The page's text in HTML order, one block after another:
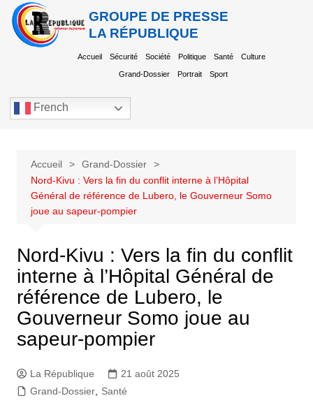
GROUPE DE PRESSE
LA RÉPUBLIQUE
Accueil Sécurité Société Politique Santé Culture
Grand-Dossier Portrait Sport
French
Accueil
Grand-Dossier
Nord-Kivu : Vers la fin du conflit interne à l’Hôpital
Général de référence de Lubero, le Gouverneur Somo
joue au sapeur-pompier
Nord-Kivu : Vers la fin du conflit
interne à l’Hôpital Général de
référence de Lubero, le
Gouverneur Somo joue au
sapeur-pompier
La République
21 août 2025
Grand-Dossier, Santé